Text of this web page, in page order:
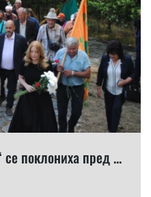
поклониха пред ...